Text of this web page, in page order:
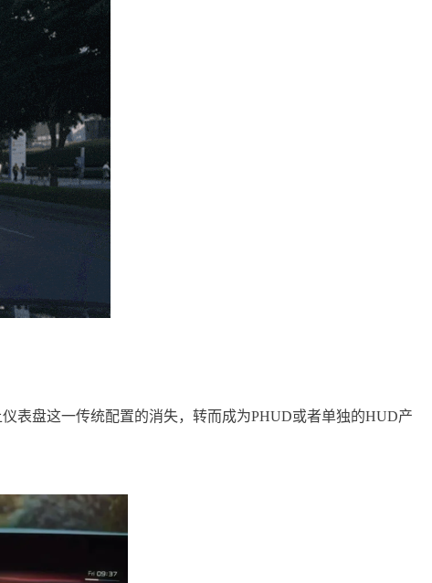
表盘这一传统配置的消失，转而成为PHUD或者单独的HUD产